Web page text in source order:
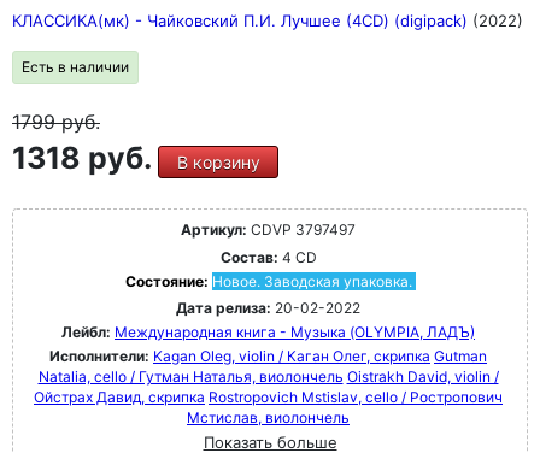
КЛАССИКА(мк) - Чайковский П.И. Лучшее (4CD) (digipack) (2022)
Есть в наличии
1799руб.
1318 руб. В корзину
Артикул: CDVP 3797497
Состав: 4 CD
Состояние: Новое. Заводская упаковка.
Дата релиза: 20-02-2022
Лейбл: Международная книга - Музыка (OLYMPIA, ЛАДЪ)
Исполнители: Kagan Oleg, violin / Каган Oлег, скрипка Gutman
Natalia, cello / Гутман Наталья, виолончель Oistrakh David, violin /
Ойстрах Давид, скрипка Rostropovich Mstislav, cello / Ростропович
Мстислав, виолончель
Показать больше